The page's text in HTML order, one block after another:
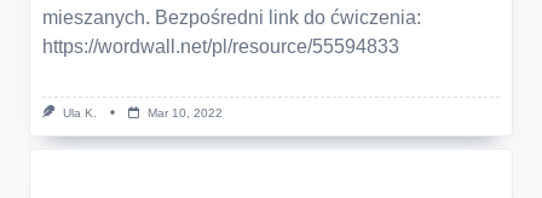
mieszanych. Bezpośredni link do ćwiczenia:
https://wordwall.net/pl/resource/55594833
Ula K. Mar 10, 2022